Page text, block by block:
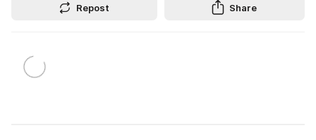
Repost Share